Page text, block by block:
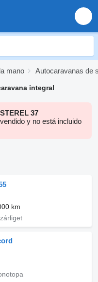
mano Autocaravanas de
integral
37
y no está incluido
km